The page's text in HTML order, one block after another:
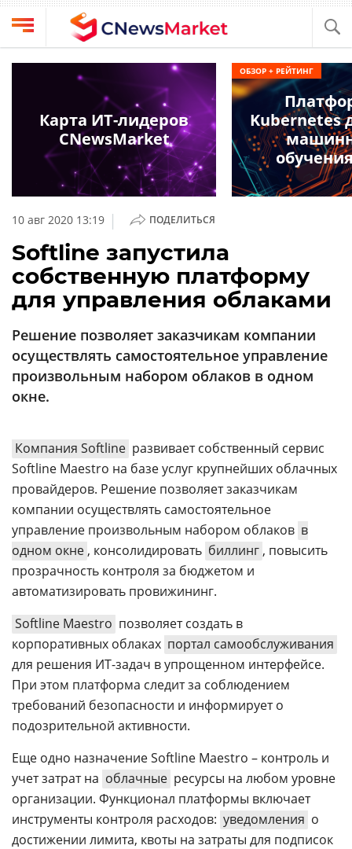
Выбрать
провайдера
Компании
обзоры
кабинет
О
проекте
Аналитика
Конференции
ТВ
Об
издании
Реклама
Контакты
Max
Telegram
Дзен
VK
Rutube
CNews
Конференции
Техника
10 авг 2020 13:19 | ПОДЕЛИТЬСЯ
Softline запустила
собственную платформу
для управления облаками
Решение позволяет заказчикам компании
осуществлять самостоятельное управление
произвольным набором облаков в одном
окне.
Компания Softline развивает собственный сервис
Softline Maestro на базе услуг крупнейших облачных
провайдеров. Решение позволяет заказчикам
компании осуществлять самостоятельное
управление произвольным набором облаков в
одном окне , консолидировать биллинг , повысить
прозрачность контроля за бюджетом и
автоматизировать провижининг.
Softline Maestro позволяет создать в
корпоративных облаках портал самообслуживания
для решения ИТ-задач в упрощенном интерфейсе.
При этом платформа следит за соблюдением
требований безопасности и информирует о
подозрительной активности.
Еще одно назначение Softline Maestro – контроль и
учет затрат на облачные ресурсы на любом уровне
организации. Функционал платформы включает
инструменты контроля расходов: уведомления о
достижении лимита, квоты на затраты для подписок
Карта ИТ-лидеров
CNewsMarket
Kubernetes
ОБЗОР + РЕЙТИНГ